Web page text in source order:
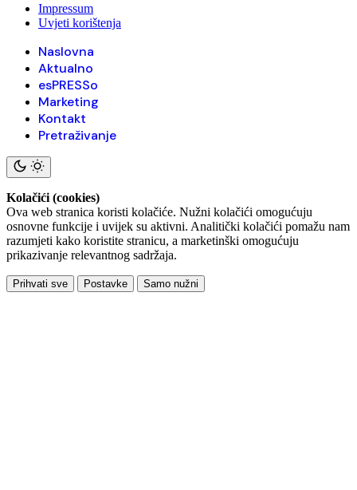
Impressum
Uvjeti korištenja
Naslovna
Aktualno
esPRESSo
Marketing
Kontakt
Pretraživanje
Kolačići (cookies)
Ova web stranica koristi kolačiće. Nužni kolačići omogućuju
osnovne funkcije i uvijek su aktivni. Analitički kolačići pomažu nam
razumjeti kako koristite stranicu, a marketinški omogućuju
prikazivanje relevantnog sadržaja.
Prihvati sve Postavke Samo nužni